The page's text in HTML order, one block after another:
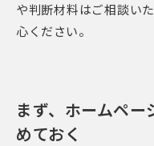
や判断材料はご相談い
心ください。
まず、ホームペ
めておく